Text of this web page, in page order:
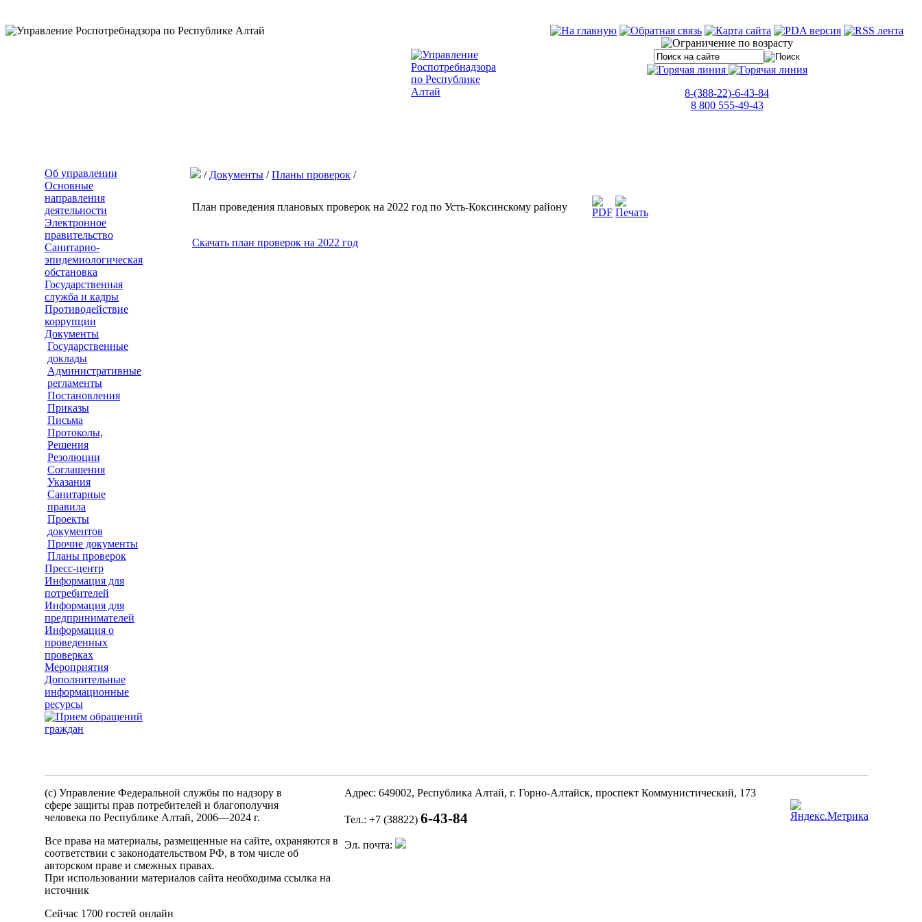
8-(388-22)-6-43-84
8 800 555-49-43
Об управлении
Основные
направления
деятельности
Электронное
правительство
Санитарно-
эпидемиологическая
обстановка
Государственная
служба и кадры
Противодействие
коррупции
Документы
Государственные
доклады
Административные
регламенты
Постановления
Приказы
Письма
Протоколы,
Решения
Резолюции
Соглашения
Указания
Санитарные
правила
Проекты
документов
Прочие документы
Планы проверок
Пресс-центр
Информация для
потребителей
Информация для
предпринимателей
Информация о
проведенных
проверках
Мероприятия
Дополнительные
информационные
ресурсы
/ Документы /Планы проверок /
План проведения плановых проверок на 2022 год по Усть-Коксинскому району
Скачать план проверок на 2022 год
(c) Управление Федеральной службы по надзору в
сфере защиты прав потребителей и благополучия
человека по Республике Алтай, 2006—2024 г.
Все права на материалы, размещенные на сайте, охраняются в
соответствии с законодательством РФ, в том числе об
авторском праве и смежных правах.
При использовании материалов сайта необходима ссылка на
источник
Сейчас 1700 гостей онлайн
Адрес: 649002, Республика Алтай, г. Горно-Алтайск, проспект Коммунистический, 173
Тел.: +7 (38822) 6-43-84
Эл. почта: